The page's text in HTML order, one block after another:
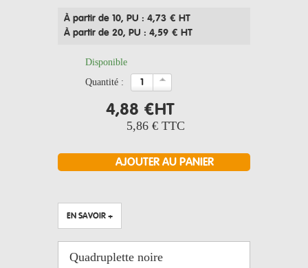
À partir de 10, PU : 4,73 € HT
À partir de 20, PU : 4,59 € HT
Disponible
quantité :
4,88 €HT
5,86 € TTC
EN SAVOIR +
Quadruplette noire